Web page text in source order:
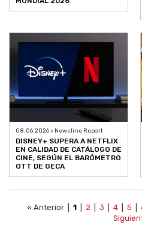
08.06.2026 > Newsline Report
DISNEY+ SUPERA A NETFLIX
EN CALIDAD DE CATÁLOGO DE
CINE, SEGÚN EL BARÓMETRO
OTT DE GECA
« Anterior | 1 2 3 4 5